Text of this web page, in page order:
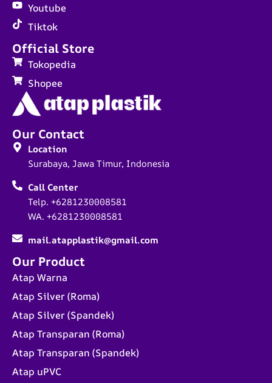
Our Product
Atap Warna
Atap Silver (Roma)
Atap Silver (Spandek)
Atap Transparan (Roma)
Atap Transparan (Spandek)
Atap uPVC
Our Contact
Location
Surabaya, Jawa Timur, Indonesia
Call Center
Telp. +6281230008581
WA. +6281230008581
mail.atapplastik@gmail.com
Official Store
Tokopedia
Shopee
Youtube
Tiktok